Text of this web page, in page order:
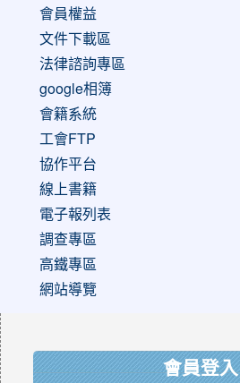
會員權益
文件下載區
法律諮詢專區
google相簿
會籍系統
工會FTP
協作平台
線上書籍
電子報列表
調查專區
高鐵專區
網站導覽
會員登入